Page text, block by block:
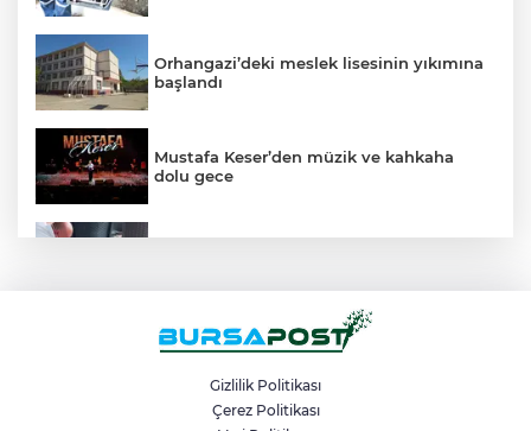
Orhangazi’deki meslek lisesinin yıkımına
başlandı
Mustafa Keser’den müzik ve kahkaha
dolu gece
Depoda çıkan yangın apartmanı
Gizlilik Politikası
Çerez Politikası